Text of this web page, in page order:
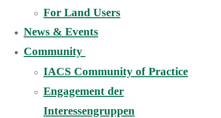
For Land Users
News & Events
Community
IACS Community of Practice
Engagement der
Interessengruppen